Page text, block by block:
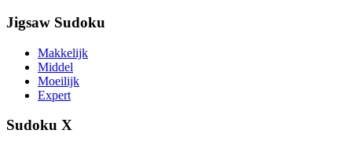
Jigsaw Sudoku
Makkelijk
Middel
Moeilijk
Expert
Sudoku X